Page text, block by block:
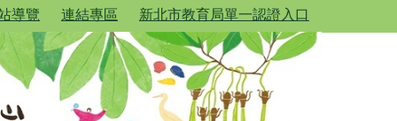
導覽 連結專區 新北市教育局單一認證入口